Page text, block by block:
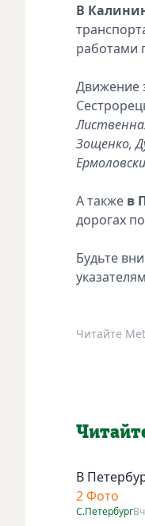
В
работами
Движение
Зощенко,
А также в
дорогах
Будьте
Читайте
В
2 Фото
С.Петербург